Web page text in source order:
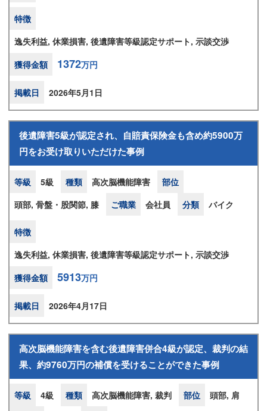
特徴
逸失利益, 休業損害, 後遺障害等級認定サポート, 示談交渉
獲得金額
1372万円
掲載日 2026年5月1日
後遺障害5級が認定され、自賠責保険金も含め約5900万
円をお受け取りいただけた事例
等級 5級 種類 高次脳機能障害
部位
頭部, 骨盤・股関節, 膝
ご職業 会社員 分類 バイク
特徴
逸失利益, 休業損害, 後遺障害等級認定サポート, 示談交渉
獲得金額
5913万円
掲載日 2026年4月17日
高次脳機能障害を含む後遺障害併合4級が認定、裁判の結
果、約9760万円の補償を受けることができた事例
等級 4級 種類 高次脳機能障害, 裁判 部位
頭部, 肩